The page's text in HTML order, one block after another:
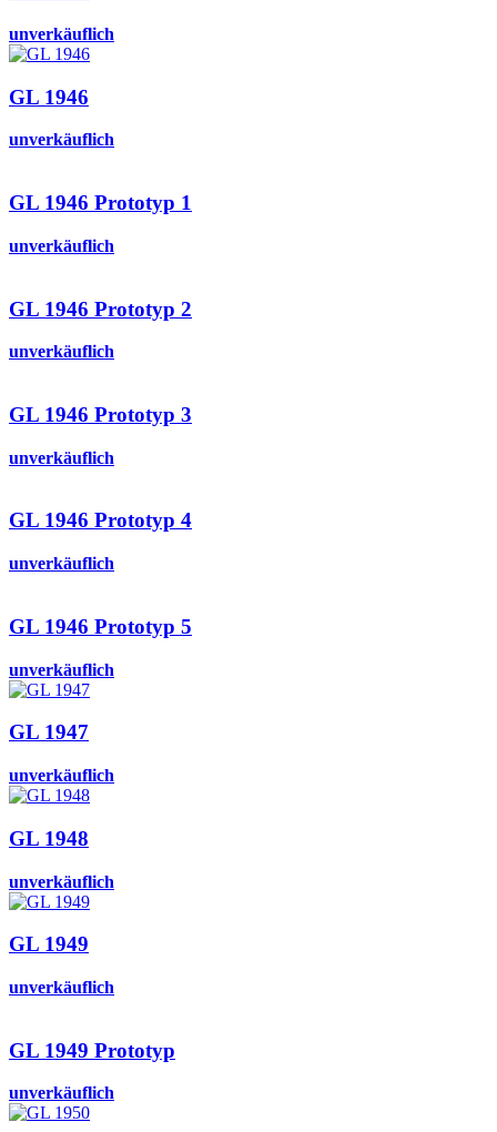
unverkäuflich
GL 1946
unverkäuflich
GL 1946 Prototyp 1
unverkäuflich
GL 1946 Prototyp 2
unverkäuflich
GL 1946 Prototyp 3
unverkäuflich
GL 1946 Prototyp 4
unverkäuflich
GL 1946 Prototyp 5
unverkäuflich
GL 1947
unverkäuflich
GL 1948
unverkäuflich
GL 1949
unverkäuflich
GL 1949 Prototyp
unverkäuflich